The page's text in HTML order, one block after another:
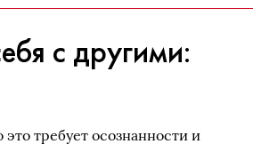
с другими:
требует осознанности и